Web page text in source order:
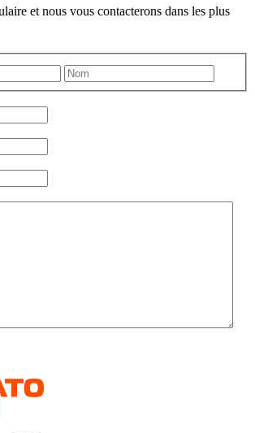
et nous vous contacterons dans les plus
Prénom